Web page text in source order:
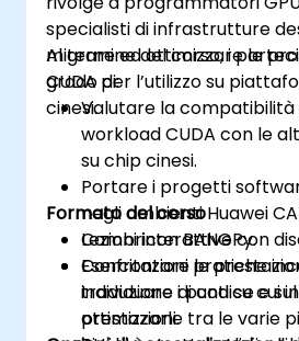
specialisti di infrastrutture
migrare ed ottimizzare le
CUDA per l’utilizzo su
cinesi.
Al termine del corso, i
grado di:
Valutare la
workload CUDA con le
su chip cinesi.
Portare i progetti
negli ambienti Huawei
Cambricon BANGPy.
Confrontare le
individuare i punti su cui
ottimizzarle tra le varie
Formato del corso
Lezioni interattive con
Esercitazioni pratiche
traduzione di codice e
prestazioni.